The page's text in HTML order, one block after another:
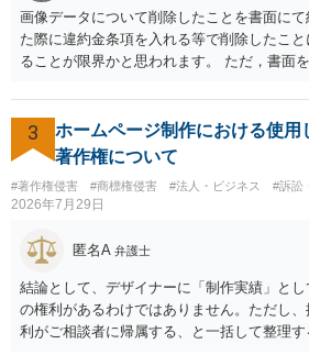
れる可能性があります。一方、広告収益があ
しての色彩が強まり、リスクが高まる可能
更・確認しておく事項については、公開の場
界があるかと思うので、資料等を持参の上
も一つかと存じます。
画像データについて削除したことを書面に
た際に違約金条項を入れる等で削除したこ
ることが限界かと思われます。 ただ，書面
除等を求めることは避けたほうが良いかと
3
ホームページ制作における使用
著作権について
#著作権侵害 #商標権侵害 #法人・ビジネス #訴訟
2026年7月29日
匿名A 弁護士
結論として、デザイナーに「制作実績」と
の権利があるわけではありません。ただし
利がご相談者に帰属する、と一括して整理